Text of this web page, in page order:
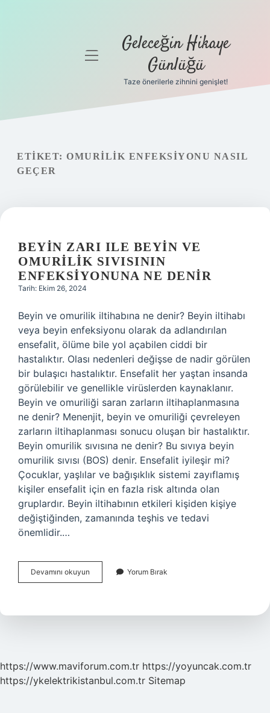
Gizlilik
Yasal Uyarı
menüyü Geleceğin Hikaye
Günlüğü
Taze önerilerle zihnini genişlet!
ETIKET: OMURILIK ENFEKSIYONU NASIL
GEÇER
BEYIN ZARI ILE BEYIN VE
OMURILIK SIVISININ
ENFEKSIYONUNA NE DENIR
Tarih: Ekim 26, 2024
Beyin ve omurilik iltihabına ne denir? Beyin iltihabı
veya beyin enfeksiyonu olarak da adlandırılan
ensefalit, ölüme bile yol açabilen ciddi bir
hastalıktır. Olası nedenleri değişse de nadir görülen
bir bulaşıcı hastalıktır. Ensefalit her yaştan insanda
görülebilir ve genellikle virüslerden kaynaklanır.
Beyin ve omuriliği saran zarların iltihaplanmasına
ne denir? Menenjit, beyin ve omuriliği çevreleyen
zarların iltihaplanması sonucu oluşan bir hastalıktır.
Beyin omurilik sıvısına ne denir? Bu sıvıya beyin
omurilik sıvısı (BOS) denir. Ensefalit iyileşir mi?
Çocuklar, yaşlılar ve bağışıklık sistemi zayıflamış
kişiler ensefalit için en fazla risk altında olan
gruplardır. Beyin iltihabının etkileri kişiden kişiye
değiştiğinden, zamanında teşhis ve tedavi
önemlidir.…
Devamını okuyun
Zarı
Ve
Denir
Yorum Bırak
https://www.maviforum.com.tr https://yoyuncak.com.tr
https://ykelektrikistanbul.com.tr Sitemap